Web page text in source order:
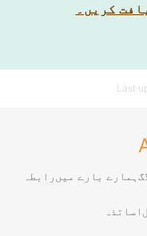
Last
ہمارے بارے میں رابطہ
اساتذہ